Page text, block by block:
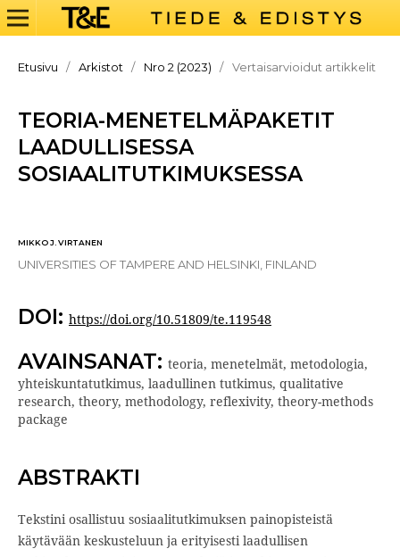
Etusivu / Arkistot / Nro 2 (2023) / Vertaisarvioidut artikkelit
TEORIA-MENETELMÄPAKETIT
LAADULLISESSA
SOSIAALITUTKIMUKSESSA
MIKKO J. VIRTANEN
UNIVERSITIES OF TAMPERE AND HELSINKI, FINLAND
DOI: https://doi.org/10.51809/te.119548
AVAINSANAT: teoria, menetelmät, metodologia,
yhteiskuntatutkimus, laadullinen tutkimus, qualitative
research, theory, methodology, reflexivity, theory-methods
package
ABSTRAKTI
Tekstini osallistuu sosiaalitutkimuksen painopisteistä
käytävään keskusteluun ja erityisesti laadullisen